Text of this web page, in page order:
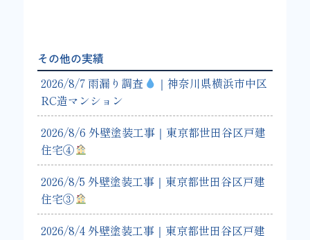
その他の実績
2026/8/7 雨漏り調査
｜神奈川県横浜市中区
RC造マンション
2026/8/6 外壁塗装工事｜東京都世田谷区戸建
住宅④
2026/8/5 外壁塗装工事｜東京都世田谷区戸建
住宅③
2026/8/4 外壁塗装工事｜東京都世田谷区戸建